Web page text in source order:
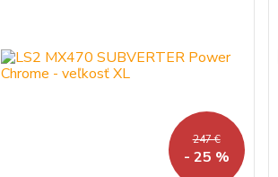
247 €
- 25 %